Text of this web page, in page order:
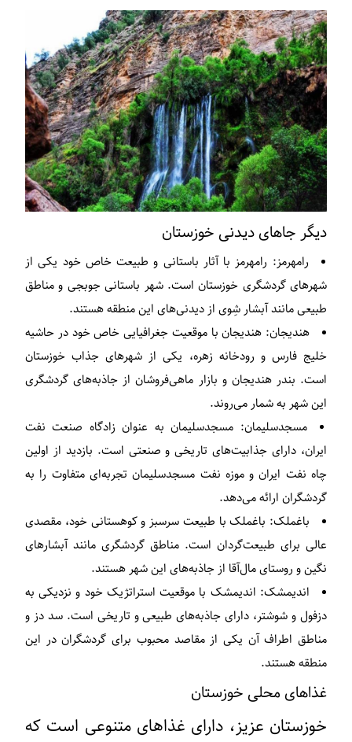
دیگر جاهای دیدنی خوزستان
رامهرمز: رامهرمز با آثار باستانی و طبیعت خاص خود یکی از
شهرهای گردشگری خوزستان است. شهر باستانی جوبجی و مناطق
طبیعی مانند آبشار شِوی از دیدنی‌های این منطقه هستند.
هندیجان: هندیجان با موقعیت جغرافیایی خاص خود در حاشیه
خلیج فارس و رودخانه زهره، یکی از شهرهای جذاب خوزستان
است. بندر هندیجان و بازار ماهی‌فروشان از جاذبه‌های گردشگری
این شهر به شمار می‌روند.
مسجدسلیمان: مسجدسلیمان به عنوان زادگاه صنعت نفت
ایران، دارای جذابیت‌های تاریخی و صنعتی است. بازدید از اولین
چاه نفت ایران و موزه نفت مسجدسلیمان تجربه‌ای متفاوت را به
گردشگران ارائه می‌دهد.
باغملک: باغملک با طبیعت سرسبز و کوهستانی خود، مقصدی
عالی برای طبیعت‌گردان است. مناطق گردشگری مانند آبشارهای
نگین و روستای مال‌آقا از جاذبه‌های این شهر هستند.
اندیمشک: اندیمشک با موقعیت استراتژیک خود و نزدیکی به
دزفول و شوشتر، دارای جاذبه‌های طبیعی و تاریخی است. سد دز و
مناطق اطراف آن یکی از مقاصد محبوب برای گردشگران در این
منطقه هستند.
غذاهای محلی خوزستان
خوزستان عزیز، دارای غذاهای متنوعی است که